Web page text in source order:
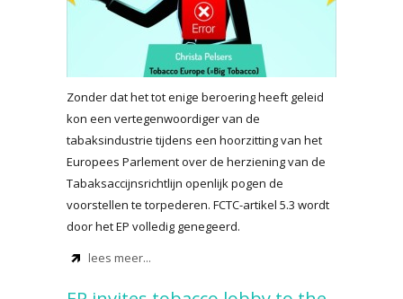
Zonder dat het tot enige beroering heeft geleid
kon een vertegenwoordiger van de
tabaksindustrie tijdens een hoorzitting van het
Europees Parlement over de herziening van de
Tabaksaccijnsrichtlijn openlijk pogen de
voorstellen te torpederen. FCTC-artikel 5.3 wordt
door het EP volledig genegeerd.
lees meer...